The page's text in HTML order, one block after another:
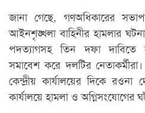
জানা গেছে, গণঅধিকারের
আইনশৃঙ্খলা বাহিনীর হামলার
পদত্যাগসহ তিন দফা দাবিতে
সমাবেশ করে দলটির
কেন্দ্রীয় কার্যালয়ের দিকে
কার্যালয়ে হামলা ও অগ্নিসংযোগের